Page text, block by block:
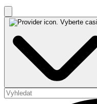
Vyberte